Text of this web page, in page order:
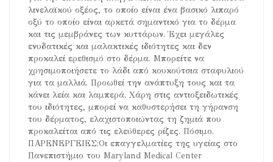
λινελαϊκού οξέος, το οποίο είναι ένα βασικό λιπαρό
οξύ το οποίο είναι αρκετά σημαντικό για το δέρμα
και τις μεμβράνες των κυττάρων. Έχει μεγάλες
ενυδατικές και μαλακτικές ιδιότητες και δεν
προκαλεί ερεθισμό στο δέρμα. Μπορείτε να
χρησιμοποιήσετε το λάδι από κουκούτσια σταφυλιού
για τα μαλλιά. Προωθεί την ανάπτυξη τους και τα
κάνει λεία και λαμπερά. Χάρη στις αντιοξειδωτικές
του ιδιότητες, μπορεί να καθυστερήσει τη γήρανση
του δέρματος, ελαχιστοποιώντας τη ζημιά που
προκαλείται από τις ελεύθερες ρίζες. Πόσιμο.
ΠΑΡΕΝΕΡΓΕΙΕΣ:Οι επαγγελματίες της υγείας στο
Πανεπιστήμιο του Maryland Medical Center